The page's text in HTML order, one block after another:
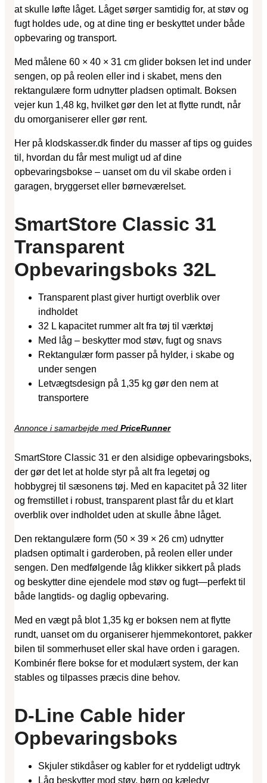
at skulle løfte låget. Låget sørger samtidig for, at støv og
fugt holdes ude, og at dine ting er beskyttet under både
opbevaring og transport.
Med målene 60 × 40 × 31 cm glider boksen let ind under
sengen, op på reolen eller ind i skabet, mens den
rektangulære form udnytter pladsen optimalt. Boksen
vejer kun 1,48 kg, hvilket gør den let at flytte rundt, når
du omorganiserer eller gør rent.
Her på klodskasser.dk finder du masser af tips og guides
til, hvordan du får mest muligt ud af dine
opbevaringsbokse – uanset om du vil skabe orden i
garagen, bryggerset eller børneværelset.
SmartStore Classic 31
Transparent
Opbevaringsboks 32L
Transparent plast giver hurtigt overblik over
indholdet
32 L kapacitet rummer alt fra tøj til værktøj
Med låg – beskytter mod støv, fugt og snavs
Rektangulær form passer på hylder, i skabe og
under sengen
Letvægtsdesign på 1,35 kg gør den nem at
transportere
Annonce i samarbejde med PriceRunner
SmartStore Classic 31 er den alsidige opbevaringsboks,
der gør det let at holde styr på alt fra legetøj og
hobbygrej til sæsonens tøj. Med en kapacitet på 32 liter
og fremstillet i robust, transparent plast får du et klart
overblik over indholdet uden at skulle åbne låget.
Den rektangulære form (50 × 39 × 26 cm) udnytter
pladsen optimalt i garderoben, på reolen eller under
sengen. Den medfølgende låg klikker sikkert på plads
og beskytter dine ejendele mod støv og fugt—perfekt til
både langtids- og daglig opbevaring.
Med en vægt på blot 1,35 kg er boksen nem at flytte
rundt, uanset om du organiserer hjemmekontoret, pakker
bilen til sommerhuset eller skal have orden i garagen.
Kombinér flere bokse for et modulært system, der kan
stables og tilpasses præcis dine behov.
D-Line Cable hider
Opbevaringsboks
Skjuler stikdåser og kabler for et ryddeligt udtryk
Låg beskytter mod støv, børn og kæledyr